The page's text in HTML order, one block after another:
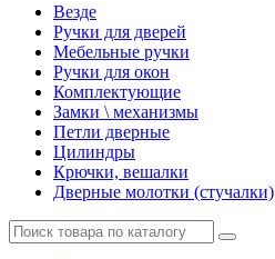
Везде
Ручки для дверей
Мебельные ручки
Ручки для окон
Комплектующие
Замки \ механизмы
Петли дверные
Цилиндры
Крючки, вешалки
Дверные молотки (стучалки)